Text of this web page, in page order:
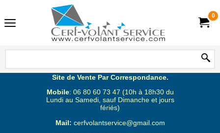
0
Site de Vente Par Correspondance.
Mobile: 06 80 60 73 47 (10h à 18h30 du
Lundi au Samedi, sauf Dimanche et jours
fériés)
Mail: cerfvolantservice@gmail.com